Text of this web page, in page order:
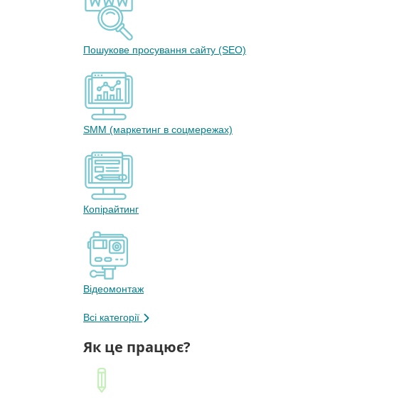
Пошукове просування сайту (SEO)
SMM (маркетинг в соцмережах)
Копірайтинг
Відеомонтаж
Всі категорії
Як це працює?